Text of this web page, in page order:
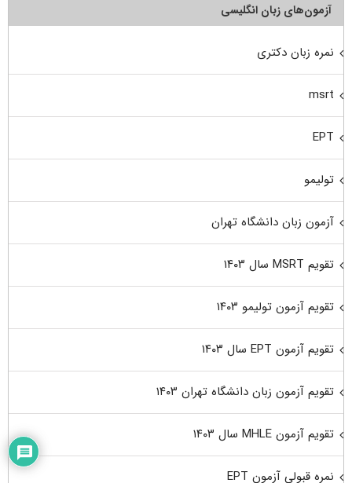
آزمون‌های زبان انگلیسی
نمره زبان دکتری
msrt
EPT
تولیمو
آزمون زبان دانشگاه تهران
تقویم MSRT سال ۱۴۰۳
تقویم آزمون تولیمو ۱۴۰۳
تقویم آزمون EPT سال ۱۴۰۳
تقویم آزمون زبان دانشگاه تهران ۱۴۰۳
تقویم آزمون MHLE سال ۱۴۰۳
نمره قبولی آزمون EPT